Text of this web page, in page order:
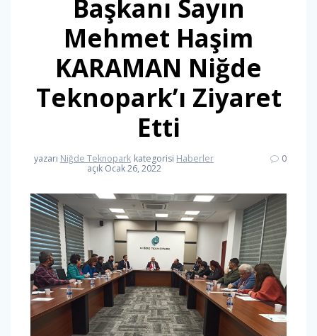
Başkanı Sayın
Mehmet Haşim
KARAMAN Niğde
Teknopark’ı Ziyaret
Etti
yazarı Niğde Teknopark kategorisi Haberler
açık Ocak 26, 2022
0